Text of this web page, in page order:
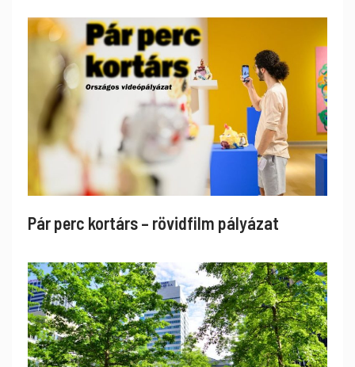
Pár perc kortárs – rövidfilm pályázat